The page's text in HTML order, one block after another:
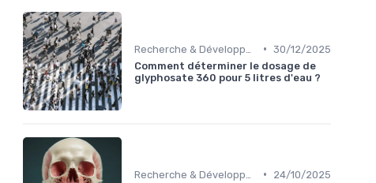
• 30/12/2025
Comment déterminer le dosage de
glyphosate 360 pour 5 litres d'eau ?
•
24/10/2025